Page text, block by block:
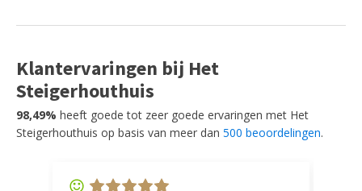
Klantervaringen bij Het
Steigerhouthuis
98,49% heeft goede tot zeer goede ervaringen met Het
Steigerhouthuis op basis van meer dan 500 beoordelingen.